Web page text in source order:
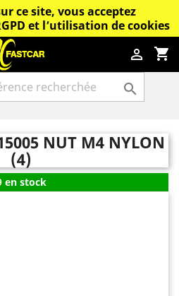
ce site, vous acceptez
et l’utilisation de cookies
shopping_cart


NUT M4 NYLON
(4)
en stock